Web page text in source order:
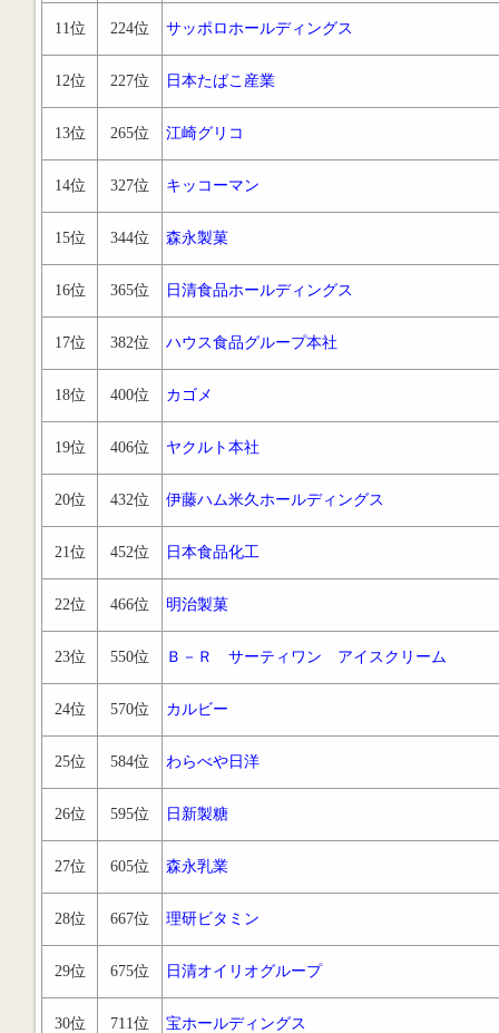
11位 224位 サッポロホールディングス
12位 227位 日本たばこ産業
13位 265位 江崎グリコ
14位 327位 キッコーマン
15位 344位 森永製菓
16位 365位 日清食品ホールディングス
17位 382位 ハウス食品グループ本社
18位 400位 カゴメ
19位 406位 ヤクルト本社
20位 432位 伊藤ハム米久ホールディングス
21位 452位 日本食品化工
22位 466位 明治製菓
23位 550位 Ｂ－Ｒ サーティワン アイスクリーム
24位 570位 カルビー
25位 584位 わらべや日洋
26位 595位 日新製糖
27位 605位 森永乳業
28位 667位 理研ビタミン
29位 675位 日清オイリオグループ
30位 711位 宝ホールディングス